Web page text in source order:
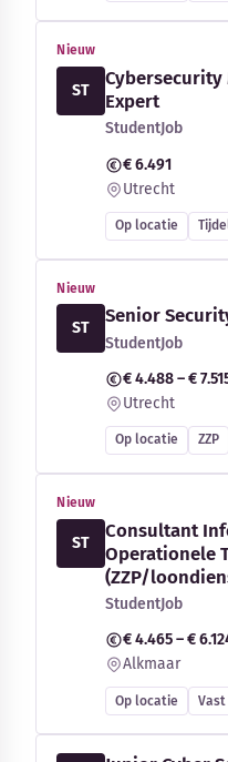
Nieuw
ST
Expert
StudentJob
€ 6.491
Utrecht
Op locatie
Nieuw
ST
Senior
StudentJob
€ 4.488 – €
Utrecht
Op locatie ZZP
Nieuw
ST
Consultant
Operationele
(ZZP/
StudentJob
€ 4.465 – €
Alkmaar
Op locatie Vast